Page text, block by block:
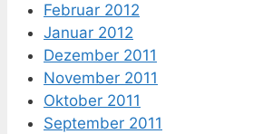
Februar 2012
Januar 2012
Dezember 2011
November 2011
Oktober 2011
September 2011